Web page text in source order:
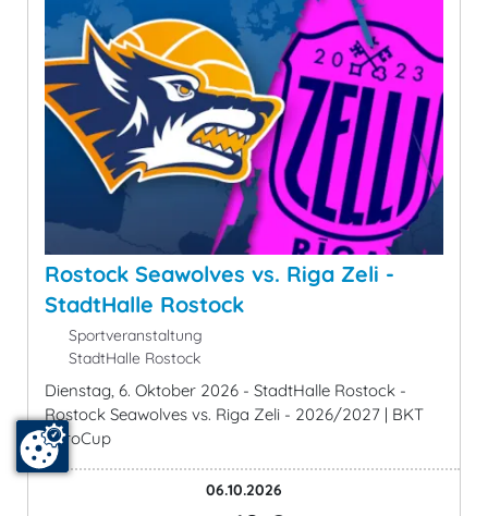
Rostock Seawolves vs. Riga Zeli -
StadtHalle Rostock
Sportveranstaltung
StadtHalle Rostock
Dienstag, 6. Oktober 2026 - StadtHalle Rostock -
Rostock Seawolves vs. Riga Zeli - 2026/2027 | BKT
EuroCup
06.10.2026